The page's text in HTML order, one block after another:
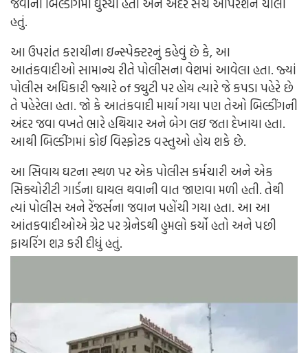
હતું.
આ ઉપરાંત કરાચીના ઇન્સ્પેક્ટરનું કહેવું છે કે, આ
આતંકવાદીઓ સામાન્ય રીતે પોલીસના વેશમાં આવેલા હતા. જ્યાં
પોલીસ અધિકારી જ્યારે of ડ્યુટી પર હોય ત્યારે જે કપડા પહેરે છે
તે પહેરેલા હતા. જો કે આતંકવાદી માર્યા ગયા પણ તેઓ બિલ્ડીંગની
અંદર જવા વખતે ભારે હથિયાર અને બેગ લઇ જતા દેખાયા હતા.
આથી બિલ્ડીંગમાં કોઈ વિસ્ફોટક વસ્તુઓ હોય શકે છે.
આ સિવાય ઘટના સ્થળ પર એક પોલીસ કર્મચારી અને એક
સિક્યોરીટી ગાર્ડના ઘાયલ થવાની વાત જાણવા મળી હતી. તેથી
ત્યાં પોલીસ અને રેંજર્સના જવાન પહોંચી ગયા હતા. આ આ
આંતકવાદીઓએ ગ્રેટ પર ગ્રેનેડથી હુમલો કર્યો હતો અને પછી
ફાયરિંગ શરૂ કરી દીધું હતું.